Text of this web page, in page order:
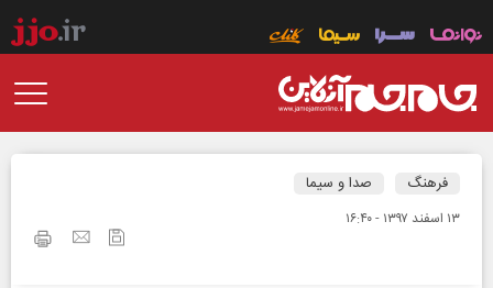
فرهنگ صدا و سیما
۱۳ اسفند ۱۳۹۷ - ۱۶:۴۰